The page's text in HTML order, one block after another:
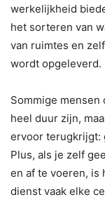
werkelijkheid
het sorteren van
van ruimtes en
wordt opgeleverd.
Sommige
heel duur zijn,
ervoor terugkrijgt:
Plus, als je zelf
en af te voeren, is
dienst vaak elke